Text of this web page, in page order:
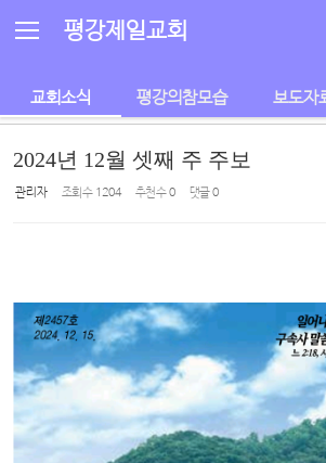
평강제일교회
교회소식 평강의참모습 보도자
2024년 12월 셋째 주 주보
관리자 조회 수 1204 추천 수0 댓글0